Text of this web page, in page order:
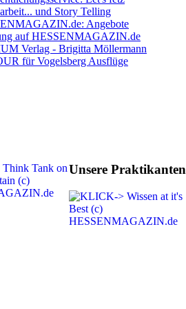
und Story Telling
Angebote
auf HESSENMAGAZIN.de
Verlag - Brigitta Möllermann
für Vogelsberg Ausflüge
Unsere Praktikanten